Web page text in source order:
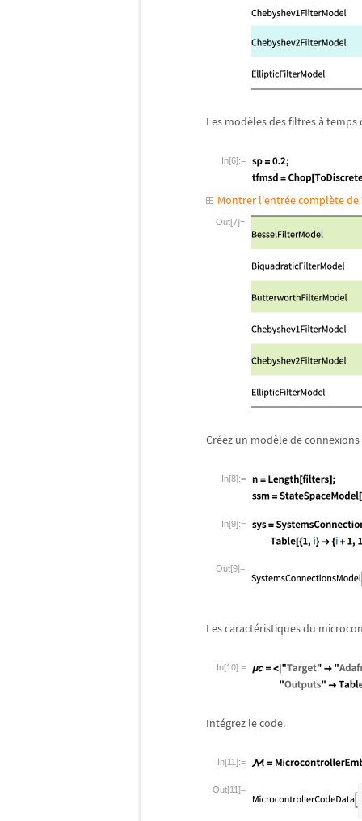
Les modèles des filtresà temps
In[6]:=
Montrer l'entrée complète de
Out[7]=
Créez un modèle de
In[8]:=
In[9]:=
Out[9]=
Les caractéristiques du
In[10]:=
Intégrez le code.
In[11]:=
Out[11]=